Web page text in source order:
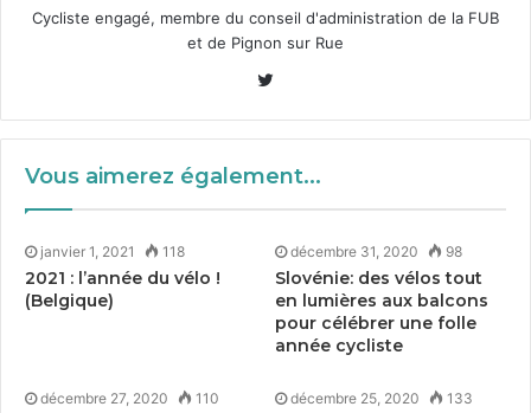
Cycliste engagé, membre du conseil d'administration de la FUB
et de Pignon sur Rue
Vous aimerez également...
janvier 1, 2021 118
2021 : l’année du vélo !
(Belgique)
décembre 31, 2020 98
Slovénie: des vélos tout
en lumières aux balcons
pour célébrer une folle
année cycliste
décembre 27, 2020 110 décembre 25, 2020 133